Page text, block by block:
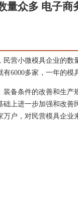
量众多 电子商
营小微模具企业的数
6000多家，一年的模
备条件的改善和生产
上进一步加强和改善
户，对民营模具企业